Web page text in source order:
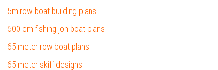
5m row boat building plans
600 cm fishing jon boat plans
65 meter row boat plans
65 meter skiff designs